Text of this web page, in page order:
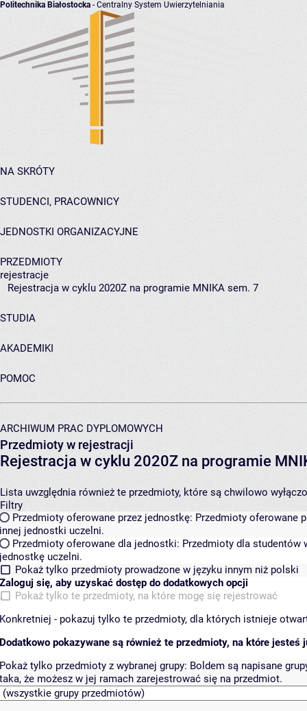
Politechnika Białostocka - Centralny System Uwierzytelniania
NA SKRÓTY
STUDENCI, PRACOWNICY
JEDNOSTKI ORGANIZACYJNE
PRZEDMIOTY
rejestracje
Rejestracja w cyklu 2020Z na programie MNIKA sem. 7
STUDIA
AKADEMIKI
POMOC
ARCHIWUM PRAC DYPLOMOWYCH
Przedmioty w rejestracji
Rejestracja w cyklu 2020Z na programie
Lista uwzględnia również te przedmioty, które są chwilowo
Filtry
Przedmioty oferowane przez jednostkę: Przedmioty oferowane
innej jednostki uczelni.
Przedmioty oferowane dla jednostki: Przedmioty dla studentów
jednostkę uczelni.
Pokaż tylko przedmioty prowadzone w języku innym niż polski
Zaloguj się, aby uzyskać dostęp do dodatkowych opcji
Pokaż tylko te przedmioty, na które mogę się rejestrować
Konkretniej - pokazuj tylko te przedmioty, dla których istnieje
Dodatkowo pokazywane są również te przedmioty, na które jesteś
Pokaż tylko przedmioty z wybranej grupy: Boldem są napisane
taka, że możesz w jej ramach zarejestrować się na przedmiot.